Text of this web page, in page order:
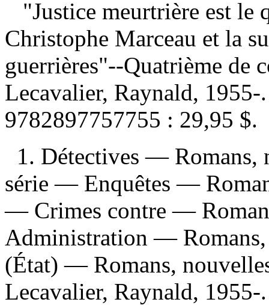
"Justice meurtrière est le
Christophe Marceau et la
guerrières"--Quatrième
Lecavalier, Raynald,
9782897757755 : 29,95 $.
1. Détectives — Romans,
série — Enquêtes —
— Crimes contre —
Administration —
(État) — Romans,
Lecavalier, Raynald,